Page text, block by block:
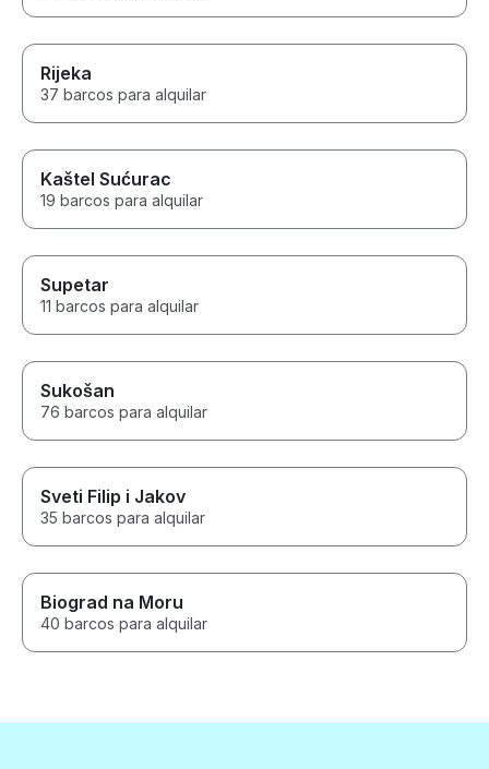
Rijeka
37 barcos para alquilar
Kaštel Sućurac
19 barcos para alquilar
Supetar
11 barcos para alquilar
Sukošan
76 barcos para alquilar
Sveti Filip i Jakov
35 barcos para alquilar
Biograd na Moru
40 barcos para alquilar